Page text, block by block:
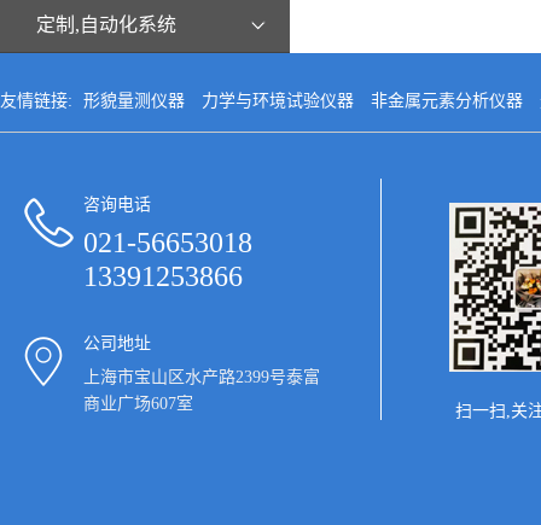
定制,自动化系统
友情链接: 形貌量测仪器 力学与环境试验仪器 非金属元素分析仪器
咨询电话
021-56653018
13391253866
公司地址
上海市宝山区水产路2399号泰富
商业广场607室
扫一扫,关